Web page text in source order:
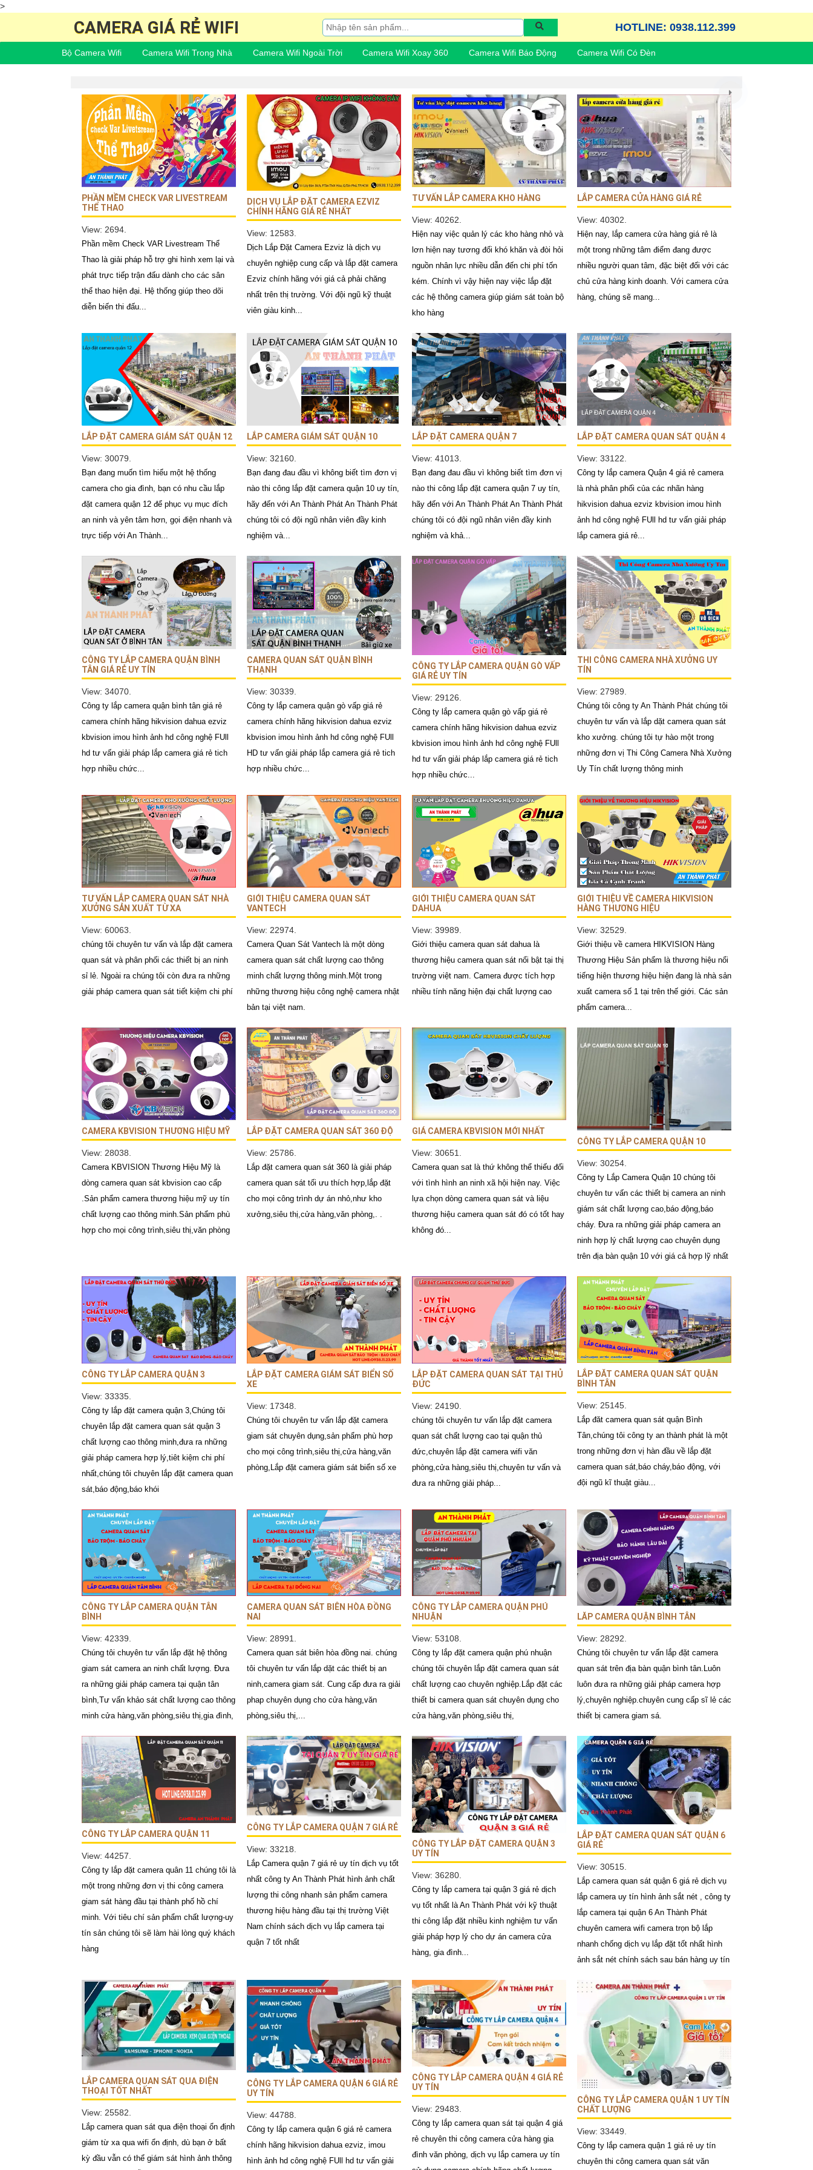
>
CAMERA GIÁ RẺ WIFI HOTLINE: 0938.112.399
Bộ Camera Wifi Camera Wifi Trong Nhà Camera Wifi Ngoài Trời Camera Wifi Xoay 360 Camera Wifi Báo Động Camera Wifi Có Đèn
PHẦN MỀM CHECK VAR LIVESTREAM
THỂ THAO
View: 2694.
Phần mềm Check VAR Livestream Thể
Thao là giải pháp hỗ trợ ghi hình xem lại và
phát trực tiếp trận đấu dành cho các sân
thể thao hiện đại. Hệ thống giúp theo dõi
diễn biến thi đấu...
DỊCH VỤ LẮP ĐẶT CAMERA EZVIZ
CHÍNH HÃNG GIÁ RẺ NHẤT
View: 12583.
Dịch Lắp Đặt Camera Ezviz là dịch vụ
chuyên nghiệp cung cấp và lắp đặt camera
Ezviz chính hãng với giá cả phải chăng
nhất trên thị trường. Với đội ngũ kỹ thuật
viên giàu kinh...
TƯ VẤN LẮP CAMERA KHO HÀNG
View: 40262.
Hiện nay việc quản lý các kho hàng nhỏ và
lơn hiện nay tương đối khó khăn và đòi hỏi
nguồn nhân lực nhiều dẫn đến chi phí tốn
kém. Chính vì vậy hiện nay việc lắp đặt
các hệ thông camera giúp giám sát toàn bộ
kho hàng
LẮP CAMERA CỬA HÀNG GIÁ RẺ
View: 40302.
Hiện nay, lắp camera cửa hàng giá rẻ là
một trong những tâm điểm đang được
nhiều người quan tâm, đặc biệt đối với các
chủ cửa hàng kinh doanh. Với camera cửa
hàng, chúng sẽ mang...
LẮP ĐẶT CAMERA GIÁM SÁT QUẬN 12
View: 30079.
Bạn đang muốn tìm hiểu một hệ thống
camera cho gia đình, bạn có nhu cầu lắp
đặt camera quận 12 để phục vụ mục đích
an ninh và yên tâm hơn, gọi điện nhanh và
trực tiếp với An Thành...
LẮP CAMERA GIÁM SÁT QUẬN 10
View: 32160.
Bạn đang đau đầu vì không biết tìm đơn vị
nào thi công lắp đặt camera quận 10 uy tín,
hãy đến với An Thành Phát An Thành Phát
chúng tôi có đội ngũ nhân viên đầy kinh
nghiệm và...
LẮP ĐẶT CAMERA QUẬN 7
View: 41013.
Bạn đang đau đầu vì không biết tìm đơn vị
nào thi công lắp đặt camera quận 7 uy tín,
hãy đến với An Thành Phát An Thành Phát
chúng tôi có đội ngũ nhân viên đầy kinh
nghiệm và khả...
LẮP ĐẶT CAMERA QUAN SÁT QUẬN 4
View: 33122.
Công ty lắp camera Quận 4 giá rẻ camera
là nhà phân phối của các nhãn hàng
hikvision dahua ezviz kbvision imou hình
ảnh hd công nghệ FUll hd tư vấn giải pháp
lắp camera giá rẻ...
CÔNG TY LẮP CAMERA QUẬN BÌNH
TÂN GIÁ RẺ UY TÍN
View: 34070.
Công ty lắp camera quận bình tân giá rẻ
camera chính hãng hikvision dahua ezviz
kbvision imou hình ảnh hd công nghệ FUll
hd tư vấn giải pháp lắp camera giá rẻ tich
hợp nhiều chức...
CAMERA QUAN SÁT QUẬN BÌNH
THẠNH
View: 30339.
Công ty lắp camera quận gò vấp giá rẻ
camera chính hãng hikvision dahua ezviz
kbvision imou hình ảnh hd công nghệ FUll
HD tư vấn giải pháp lắp camera giá rẻ tich
hợp nhiều chức...
CÔNG TY LẮP CAMERA QUẬN GÒ VẤP
GIÁ RẺ UY TÍN
View: 29126.
Công ty lắp camera quận gò vấp giá rẻ
camera chính hãng hikvision dahua ezviz
kbvision imou hình ảnh hd công nghệ FUll
hd tư vấn giải pháp lắp camera giá rẻ tich
hợp nhiều chức...
THI CÔNG CAMERA NHÀ XƯỞNG UY
TÍN
View: 27989.
Chúng tôi công ty An Thành Phát chúng tôi
chuyên tư vấn và lắp dặt camera quan sát
kho xưởng. chúng tôi tự hào một trong
những đơn vị Thi Công Camera Nhà Xưởng
Uy Tín chất lượng thông minh
TƯ VẤN LẮP CAMERA QUAN SÁT NHÀ
XƯỞNG SẢN XUẤT TỪ XA
View: 60063.
chúng tôi chuyên tư vấn và lắp đặt camera
quan sát và phân phối các thiết bị an ninh
sỉ lẻ. Ngoài ra chúng tôi còn đưa ra những
giải pháp camera quan sát tiết kiệm chi phí
GIỚI THIỆU CAMERA QUAN SÁT
VANTECH
View: 22974.
Camera Quan Sát Vantech là một dòng
camera quan sát chất lượng cao thông
minh chất lượng thông minh.Một trong
những thương hiệu công nghệ camera nhật
bản tại việt nam.
GIỚI THIỆU CAMERA QUAN SÁT
DAHUA
View: 39989.
Giới thiệu camera quan sát dahua là
thương hiệu camera quan sát nổi bật tại thị
trường việt nam. Camera được tích hợp
nhiều tính năng hiện đại chất lượng cao
GIỚI THIỆU VỀ CAMERA HIKVISION
HÀNG THƯƠNG HIỆU
View: 32529.
Giới thiệu về camera HIKVISION Hàng
Thương Hiệu Sản phẩm là thương hiệu nổi
tiếng hiện thương hiệu hiện đang là nhà sản
xuất camera số 1 tại trên thế giới. Các sản
phẩm camera...
CAMERA KBVISION THƯƠNG HIỆU MỸ
View: 28038.
Camera KBVISION Thương Hiệu Mỹ là
dòng camera quan sát kbvision cao cấp
.Sản phẩm camera thương hiệu mỹ uy tín
chất lượng cao thông minh.Sản phẩm phù
hợp cho mọi công trình,siêu thị,văn phòng
LẮP ĐẶT CAMERA QUAN SÁT 360 ĐỘ
View: 25786.
Lắp đặt camera quan sát 360 là giải pháp
camera quan sát tối ưu thích hợp,lắp đặt
cho mọi công trình dự án nhỏ,như kho
xưởng,siêu thị,cửa hàng,văn phòng,. .
GIÁ CAMERA KBVISION MỚI NHẤT
View: 30651.
Camera quan sat là thứ không thể thiếu đối
với tình hình an ninh xã hội hiện nay. Việc
lựa chọn dòng camera quan sát và liệu
thương hiệu camera quan sát đó có tốt hay
không đó...
CÔNG TY LẮP CAMERA QUẬN 10
View: 30254.
Công ty Lắp Camera Quận 10 chúng tôi
chuyên tư vấn các thiết bị camera an ninh
giám sát chất lượng cao,báo động,báo
cháy. Đưa ra những giải pháp camera an
ninh hợp lý chất lượng cao chuyên dụng
trên địa bàn quận 10 với giá cả hợp lỹ nhất
CÔNG TY LẮP CAMERA QUẬN 3
View: 33335.
Công ty lắp đặt camera quận 3,Chúng tôi
chuyên lắp đặt camera quan sát quận 3
chất lượng cao thông minh,đưa ra những
giải pháp camera hợp lý,tiêt kiệm chi phí
nhất,chúng tôi chuyên lắp đặt camera quan
sát,báo động,báo khói
LẮP ĐẶT CAMERA GIÁM SÁT BIỂN SỐ
XE
View: 17348.
Chúng tôi chuyên tư vấn lắp đặt camera
giam sát chuyên dụng,sản phẩm phù hơp
cho mọi công trình,siêu thị,cửa hàng,văn
phòng,Lắp đặt camera giám sát biển số xe
LẮP ĐẶT CAMERA QUAN SÁT TẠI THỦ
ĐỨC
View: 24190.
chúng tôi chuyên tư vấn lắp đặt camera
quan sát chất lượng cao tại quận thủ
đức,chuyên lắp đặt camera wifi văn
phòng,cửa hàng,siêu thị,chuyên tư vấn và
đưa ra những giải pháp...
LẮP ĐĂT CAMERA QUAN SÁT QUẬN
BÌNH TÂN
View: 25145.
Lắp đăt camera quan sát quận Bình
Tân,chúng tôi công ty an thành phát là một
trong những đơn vị hàn đầu về lắp đặt
camera quan sát,báo cháy,báo động, với
đội ngũ kĩ thuật giàu...
CÔNG TY LẮP CAMERA QUẬN TÂN
BÌNH
View: 42339.
Chúng tôi chuyên tư vấn lắp đặt hệ thông
giam sát camera an ninh chất lượng. Đưa
ra những giải pháp camera tại quận tân
bình,Tư vấn khảo sát chất lượng cao thông
minh cửa hàng,văn phòng,siêu thị,gia đình,
CAMERA QUAN SÁT BIÊN HÒA ĐỒNG
NAI
View: 28991.
Camera quan sát biên hòa đồng nai. chúng
tôi chuyên tư vấn lắp dặt các thiết bị an
ninh,camera giam sát. Cung cấp đưa ra giải
phap chuyên dụng cho cửa hàng,văn
phòng,siêu thị,...
CÔNG TY LẮP CAMERA QUẬN PHÚ
NHUẬN
View: 53108.
Công ty lắp đặt camera quận phú nhuận
chúng tôi chuyên lắp đặt camera quan sát
chất lượng cao chuyên nghiệp.Lắp đặt các
thiết bi camera quan sát chuyên dụng cho
cửa hàng,văn phòng,siêu thị,
LĂP CAMERA QUẬN BÌNH TÂN
View: 28292.
Chúng tôi chuyên tư vấn lắp đặt camera
quan sát trên địa bàn quận bình tân.Luôn
luôn đưa ra những giải pháp camera hợp
lý,chuyên nghiệp.chuyên cung cấp sĩ lẻ các
thiết bị camera giam sá.
CÔNG TY LẮP CAMERA QUẬN 11
View: 44257.
Công ty lắp đặt camera quân 11 chúng tôi là
một trong những đơn vị thi công camera
giam sát hàng đầu tại thành phố hồ chí
minh. Với tiêu chí sản phẩm chất lượng-uy
tín sản chúng tôi sẽ làm hài lòng quý khách
hàng
CÔNG TY LẮP CAMERA QUẬN 7 GIÁ RẺ
View: 33218.
Lắp Camera quận 7 giá rẻ uy tín dịch vụ tốt
nhất công ty An Thành Phát hình ảnh chất
lượng thi công nhanh sản phẩm camera
thương hiệu hàng đầu tại thị trường Việt
Nam chính sách dịch vụ lắp camera tại
quận 7 tốt nhất
CÔNG TY LẮP ĐẶT CAMERA QUẬN 3
UY TÍN
View: 36280.
Công ty lắp camera tại quận 3 giá rẻ dịch
vụ tốt nhất là An Thành Phát với kỹ thuật
thi công lắp đặt nhiều kinh nghiệm tư vấn
giải pháp hợp lý cho dự án camera cửa
hàng, gia đình...
LẮP ĐẶT CAMERA QUAN SÁT QUẬN 6
GIÁ RẺ
View: 30515.
Lắp camera quan sát quận 6 giá rẻ dịch vụ
lắp camera uy tín hình ảnh sắt nét , công ty
lắp camera tại quận 6 An Thành Phát
chuyên camera wifi camera trọn bộ lắp
nhanh chống dịch vụ lắp đặt tốt nhất hình
ảnh sắt nét chính sách sau bán hàng uy tín
LẮP CAMERA QUAN SÁT QUA ĐIỆN
THOẠI TỐT NHẤT
View: 25582.
Lắp camera quan sát qua điện thoại ổn định
giám từ xa qua wifi ổn định, dù bạn ở bất
kỳ đầu vẫn có thể giám sát hình ảnh thông
CÔNG TY LẮP CAMERA QUẬN 6 GIÁ RẺ
UY TÍN
View: 44788.
Công ty lắp camera quận 6 giá rẻ camera
chính hãng hikvision dahua ezviz, imou
hình ảnh hd công nghệ FUll hd tư vấn giải
CÔNG TY LẮP CAMERA QUẬN 4 GIÁ RẺ
UY TÍN
View: 29483.
Công ty lắp camera quan sát tại quận 4 giá
rẻ chuyên thi công camera cửa hàng gia
đình văn phòng, dịch vụ lắp camera uy tín
CÔNG TY LẮP CAMERA QUẬN 1 UY TÍN
CHẤT LƯỢNG
View: 33449.
Công ty lắp camera quận 1 giá rẻ uy tín
chuyên thi công camera quan sát văn